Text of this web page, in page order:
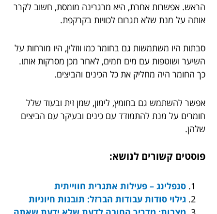
הראש. אפשרות אחרת, היא מרגרינה מומסת, חשוב לקרר
אותה על מנת שלא תגרום לכוויות בקרקפת.
סבתות היו משתמשות גם בחומר כמו ווזלין, היו מורחות על
השיער ושוטפות עם מים חמים, לאחר מכן מסרקות אותו.
כך החומר היה מחליק את כל הכינים והביצים.
אפשר להשתמש גם בחומץ, לימון, שמן זית ובעוד שלל
חומרים על מנת להתמודד עם כינים ובעיקר עם הביצים
שלהן.
פוסטים קשורים לנושא:
סנפלינג – פעילות אתגרית חווייתית
גילוי סודות עבודות הברזל: תובנות חיוניות